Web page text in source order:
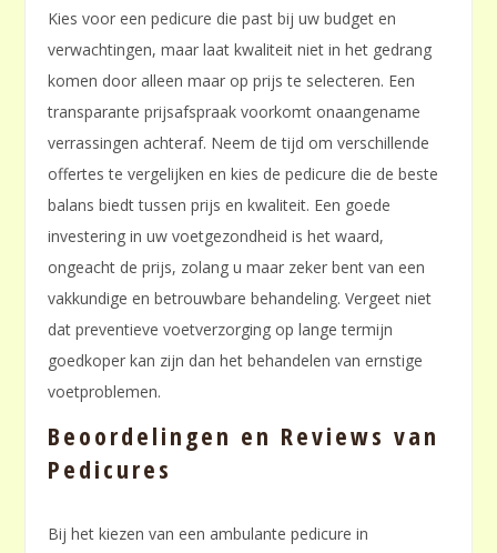
Kies voor een pedicure die past bij uw budget en
verwachtingen, maar laat kwaliteit niet in het gedrang
komen door alleen maar op prijs te selecteren. Een
transparante prijsafspraak voorkomt onaangename
verrassingen achteraf. Neem de tijd om verschillende
offertes te vergelijken en kies de pedicure die de beste
balans biedt tussen prijs en kwaliteit. Een goede
investering in uw voetgezondheid is het waard,
ongeacht de prijs, zolang u maar zeker bent van een
vakkundige en betrouwbare behandeling. Vergeet niet
dat preventieve voetverzorging op lange termijn
goedkoper kan zijn dan het behandelen van ernstige
voetproblemen.
Beoordelingen en Reviews van
Pedicures
Bij het kiezen van een ambulante pedicure in